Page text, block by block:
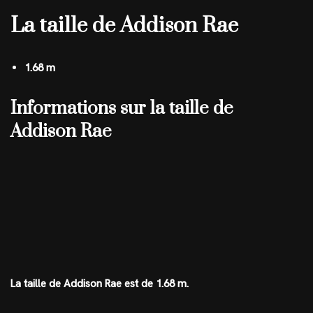
La taille de Addison Rae
1.68 m
Informations sur la taille de
Addison Rae
La taille de Addison Rae est de 1.68 m.